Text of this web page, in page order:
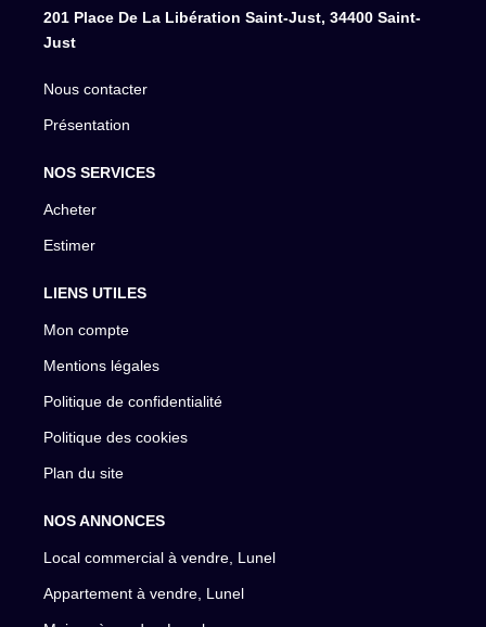
201 Place De La Libération Saint-Just, 34400 Saint-
Just
Nous contacter
Présentation
NOS SERVICES
Acheter
Estimer
LIENS UTILES
Mon compte
Mentions légales
Politique de confidentialité
Politique des cookies
Plan du site
NOS ANNONCES
Local commercial à vendre, Lunel
Appartement à vendre, Lunel